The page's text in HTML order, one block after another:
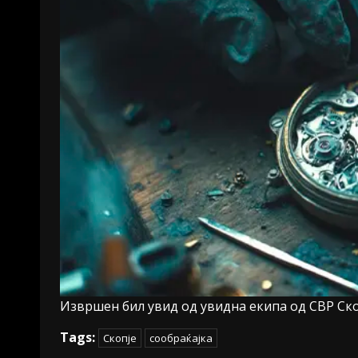
Извршен бил увид од увидна екипа од СВР
Tags: Скопје сообраќајка